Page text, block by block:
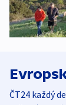
ČT24 každý